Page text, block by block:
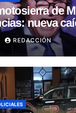
de
nueva
no
REDACCIÓN